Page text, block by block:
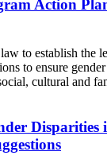
Action
to establish the
to ensure
cultural and